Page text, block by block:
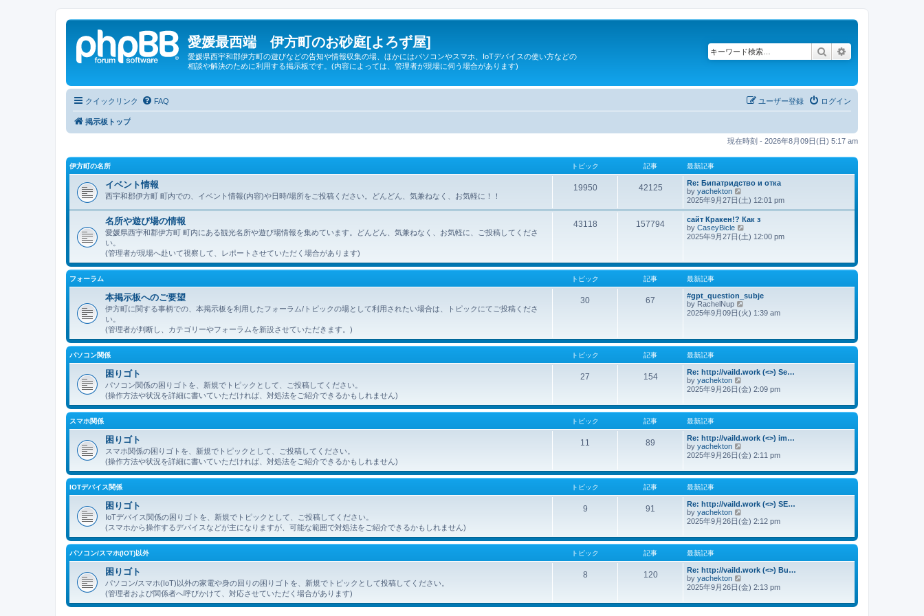
愛媛最西端 伊方町のお砂庭[よろず屋]
愛媛県西宇和郡伊方町の遊びなどの告知や情報収集の場、ほかにはパソコンやスマホ、IoTデバイスの使い方などの
相談や解決のために利用する掲示板です。(内容によっては、管理者が現場に伺う場合があります)
検索
クイックリンク FAQ ログイン
ユーザー登録
掲示板トップ
現在時刻 - 2026年8月09日(日) 5:17 am
伊方町の名所 トピック 記事 最新記事
イベント情報
西宇和郡伊方町 町内での、イベント情報(内容)や日時/場所をご投稿ください。どんどん、気兼ねなく、お気軽に！！
19950 42125
Re: Бипатридство и отка
by yachekton
新
記
事
2025年9月27日(土) 12:01 pm
名所や遊び場の情報
愛媛県西宇和郡伊方町 町内にある観光名所や遊び場情報を集めています。どんどん、気兼ねなく、お気軽に、ご投稿してくださ
い。
(管理者が現場へ赴いて視察して、レポートさせていただく場合があります)
43118 157794
сайт Кракен!? Как з
by CaseyBicle
新
2025年9月27日(土) 12:00 pm
フォーラム トピック 記事 最新記事
本掲示板へのご要望
伊方町に関する事柄での、本掲示板を利用したフォーラム/トピックの場として利用されたい場合は、トピックにてご投稿くださ
い。
(管理者が判断し、カテゴリーやフォーラムを新設させていただきます。)
30 67
#gpt_question_subje
by RachelNup
新
2025年9月09日(火) 1:39 am
パソコン関係 トピック 記事 最新記事
困りゴト
パソコン関係の困りゴトを、新規でトピックとして、ご投稿してください。
(操作方法や状況を詳細に書いていただければ、対処法をご紹介できるかもしれません)
27 154
Re: http://vaild.work (<>) Se…
by yachekton
新
事
2025年9月26日(金) 2:09 pm
スマホ関係 トピック 記事 最新記事
困りゴト
スマホ関係の困りゴトを、新規でトピックとして、ご投稿してください。
(操作方法や状況を詳細に書いていただければ、対処法をご紹介できるかもしれません)
11 89
Re: http://vaild.work (<>) im…
by yachekton
新
事
2025年9月26日(金) 2:11 pm
IOTデバイス関係 トピック 記事 最新記事
困りゴト
IoTデバイス関係の困りゴトを、新規でトピックとして、ご投稿してください。
(スマホから操作するデバイスなどが主になりますが、可能な範囲で対処法をご紹介できるかもしれません)
9 91
Re: http://vaild.work (<>) SE…
by yachekton
新
事
2025年9月26日(金) 2:12 pm
パソコン/スマホ(IOT)以外 トピック 記事 最新記事
困りゴト
パソコン/スマホ(IoT)以外の家電や身の回りの困りゴトを、新規でトピックとして投稿してください。
(管理者および関係者へ呼びかけて、対応させていただく場合があります)
8 120
Re: http://vaild.work (<>) Bu…
by yachekton
新
事
2025年9月26日(金) 2:13 pm